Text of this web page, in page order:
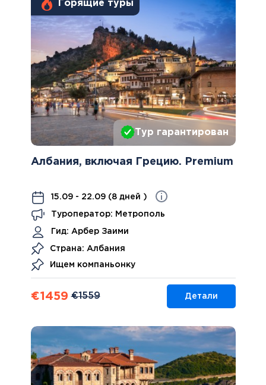
Горящие туры
Тур гарантирован
Албания, включая Грецию. Premium
15.09 - 22.09 (8 дней )
Туроператор: Метрополь
Гид: Арбер Заими
Страна: Албания
Ищем компаньонку
€1459 €1559 Детали